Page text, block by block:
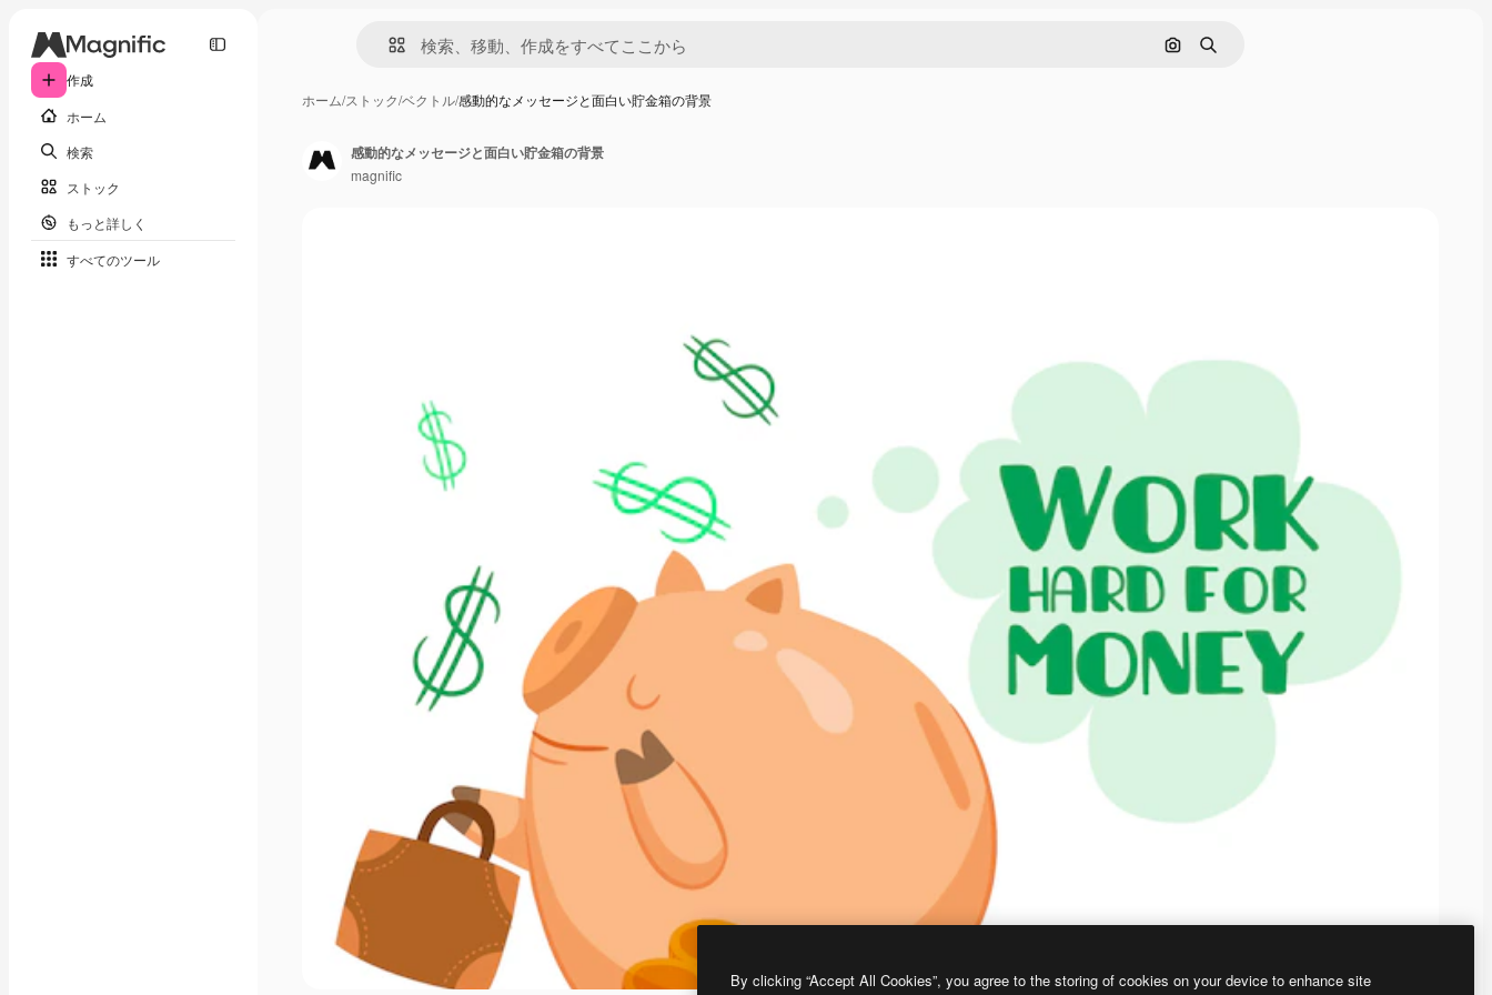
作成
ホーム
検索
ストック
もっと詳しく
すべてのツール
画像で検索
検索
ホーム/ストック/ベクトル/感動的なメッセージと面白い貯金箱の背景
感動的なメッセージと面白い貯金箱の背景
magnific
By clicking “Accept All Cookies”, you agree to the storing of cookies on your device to enhance site